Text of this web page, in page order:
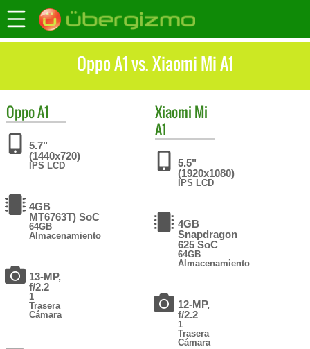
Oppo A1 vs. Xiaomi Mi A1
OppoA1
5.7"
(1440x720)
IPS LCD
4GB
MT6763T) SoC
64GB
Almacenamiento
13-MP,
f/2.2
1
Trasera
Cámara
Xiaomi Mi
A1
5.5"
(1920x1080)
IPS LCD
4GB
Snapdragon
625 SoC
64GB
Almacenamiento
12-MP,
f/2.2
1
Trasera
Cámara